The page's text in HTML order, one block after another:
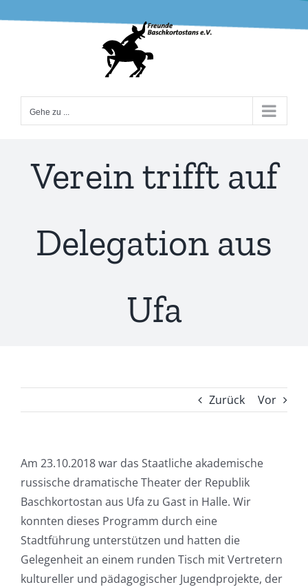
Gehe zu ...
Verein trifft auf
Delegation aus
Ufa
Zurück Vor
Am 23.10.2018 war das Staatliche akademische
russische dramatische Theater der Republik
Baschkortostan aus Ufa zu Gast in Halle. Wir
konnten dieses Programm durch eine
Stadtführung unterstützen und hatten die
Gelegenheit an einem runden Tisch mit Vertretern
kultureller und pädagogischer Jugendprojekte, der